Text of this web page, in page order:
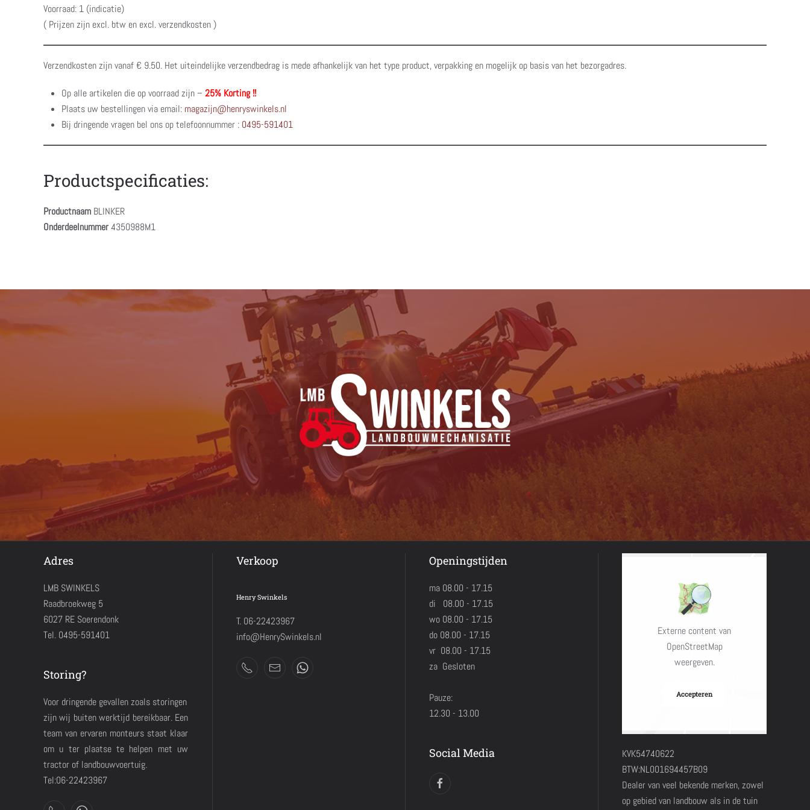
Voorraad: 1 (indicatie)
( Prijzen zijn excl. btw en excl. verzendkosten )
Verzendkosten zijn vanaf € 9.50. Het uiteindelijke verzendbedrag is mede afhankelijk van het type product, verpakking en mogelijk op basis van het bezorgadres.
Op alle artikelen die op voorraad zijn – 25% Korting !!
Plaats uw bestellingen via email: magazijn@henryswinkels.nl
Bij dringende vragen bel ons op telefoonnummer : 0495-591401
Productspecificaties:
Productnaam BLINKER
Onderdeelnummer4350988M1
Adres
LMB SWINKELS
Raadbroekweg 5
6027 RE Soerendonk
Tel. 0495-591401
Storing?
Voor dringende gevallen zoals storingen
zijn wij buiten werktijd bereikbaar. Een
team van ervaren monteurs staat klaar
om u ter plaatse te helpen met uw
tractor of landbouwvoertuig.
Tel:06-22423967
Verkoop
Henry Swinkels
T. 06-22423967
info@HenrySwinkels.nl
Openingstijden
ma 08.00 - 17.15
di 08.00 - 17.15
wo 08.00 - 17.15
do 08.00 - 17.15
vr 08.00 - 17.15
za Gesloten
Pauze:
12.30 - 13.00
Social Media
Externe content van
OpenStreetMap
weergeven.
Accepteren
KVK54740622
BTW:NL001694457B09
Dealer van veel bekende merken, zowel
op gebied van landbouw als in de tuin